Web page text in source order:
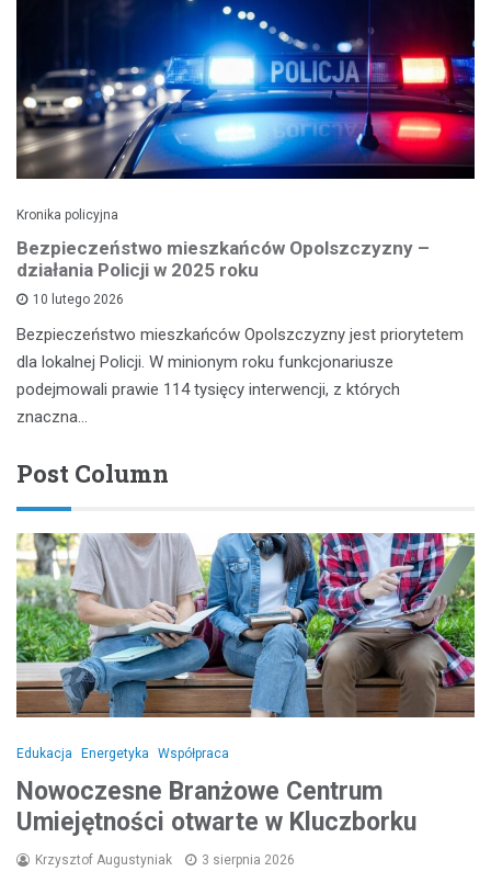
Kronika policyjna
Bezpieczeństwo mieszkańców Opolszczyzny –
działania Policji w 2025 roku
10 lutego 2026
Bezpieczeństwo mieszkańców Opolszczyzny jest priorytetem
dla lokalnej Policji. W minionym roku funkcjonariusze
podejmowali prawie 114 tysięcy interwencji, z których
znaczna…
Post Column
Edukacja Energetyka Współpraca
Nowoczesne Branżowe Centrum
Umiejętności otwarte w Kluczborku
Krzysztof Augustyniak 3 sierpnia 2026